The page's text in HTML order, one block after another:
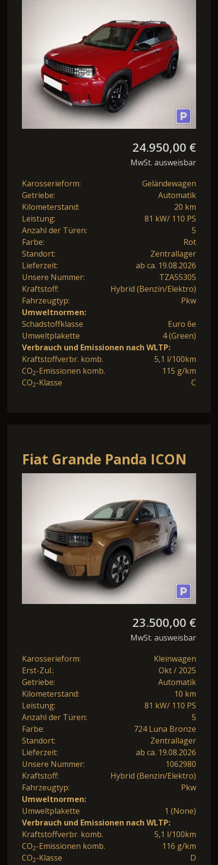
Winterpaket Klima
24.950,00 €
MwSt. ausweisbar
Karosserieform:
Geländewagen
Getriebe:
Automatik
Kilometerstand:
20 km
Leistung:
81 kW/ 110 PS
Anzahl der Türen:
5
Farbe:
Rot
Standort:
Zentrallager
Lieferzeit:
ab ca. 19.08.2026
Unsere Nummer:
TZA55305
Kraftstoff:
Hybrid (Benzin/Elektro)
Fahrzeugtyp:
Pkw
Umweltnormen:
Schadstoffklasse
Euro 6e
Umweltplakette
4 (Green)
Verbrauch und Emissionen nach WLTP:
Kraftstoffverbr. komb.
5,1 l/100km
CO2-Emissionen komb.
115 g/km
CO2-Klasse C
Fiat Grande Panda ICON
HYBRID 1.2 eDCT 81kW
(110PS) Tech-Paket,...
23.500,00 €
MwSt. ausweisbar
Karosserieform:
Kleinwagen
Erst-Zul.:
Okt / 2025
Getriebe:
Automatik
Kilometerstand:
10 km
Leistung:
81 kW/ 110 PS
Anzahl der Türen:
5
Farbe:
724 Luna Bronze
Standort:
Zentrallager
Lieferzeit:
ab ca. 19.08.2026
Unsere Nummer:
1062980
Kraftstoff:
Hybrid (Benzin/Elektro)
Fahrzeugtyp:
Pkw
Umweltnormen:
Umweltplakette
1 (None)
Verbrauch und Emissionen nach WLTP:
Kraftstoffverbr. komb.
5,1 l/100km
CO2-Emissionen komb.
116 g/km
CO2-Klasse D